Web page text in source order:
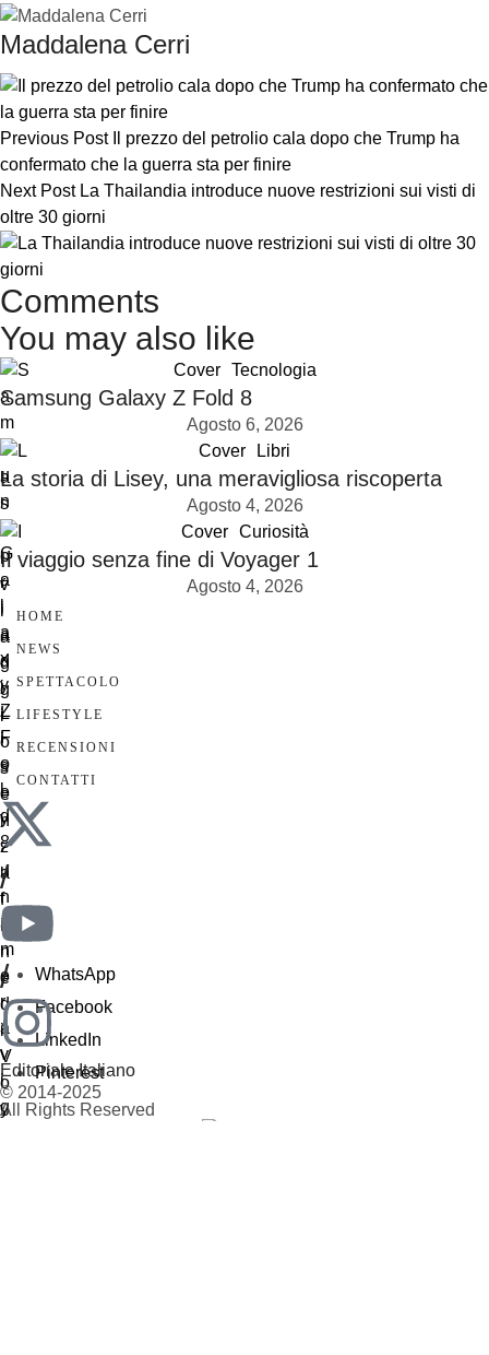
Maddalena Cerri
Previous Post
Il prezzo del petrolio cala dopo che Trump ha
confermato che la guerra sta per finire
Next Post La Thailandia introduce nuove restrizioni sui visti di
oltre 30 giorni
Comments
You may also like
Cover Tecnologia
Samsung Galaxy Z Fold 8
Agosto 6, 2026
Cover
Libri
La storia di Lisey, una meravigliosa riscoperta
Agosto 4, 2026
Cover
Curiosità
Il viaggio senza fine di Voyager 1
Agosto 4, 2026
HOME
NEWS
SPETTACOLO
LIFESTYLE
RECENSIONI
CONTATTI
/
/
Editoriale Italiano
© 2014-2025
All Rights Reserved
WhatsApp
Facebook
LinkedIn
Pinterest